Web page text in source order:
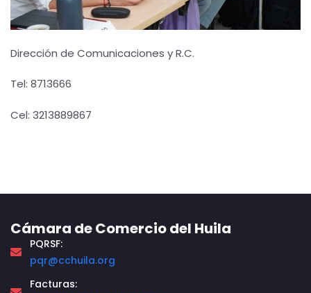
Dirección de Comunicaciones y R.C.
Tel: 8713666
Cel: 3213889867
Cámara de Comercio del Huila
PQRSF:
pqr@cchuila.org
Facturas: